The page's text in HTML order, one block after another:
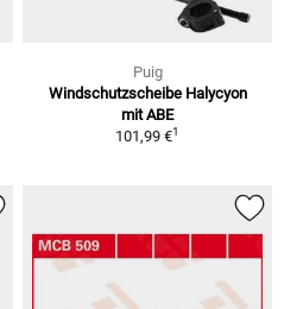
Puig
Windschutzscheibe Halycyon
mit ABE
101,99 €1